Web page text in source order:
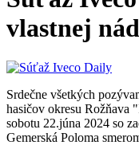
vlastnej
Srdečne všetkých
hasičov okresu Rožňava
sobotu 22.júna 2024 so
Gemerská Poloma